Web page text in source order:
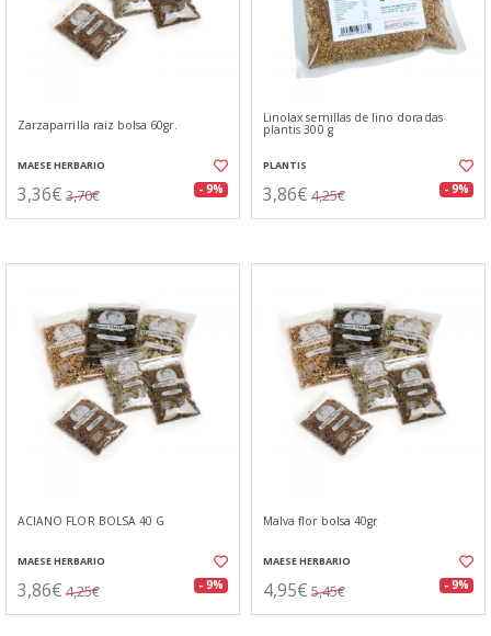
Zarzaparrilla raiz bolsa 60gr.
MAESE HERBARIO
3,36€ 3,70€ - 9%
Linolax semillas de lino doradas
plantis 300 g
PLANTIS
3,86€ 4,25€ - 9%
ACIANO FLOR BOLSA 40 G
MAESE HERBARIO
3,86€ 4,25€ - 9%
Malva flor bolsa 40gr
MAESE HERBARIO
4,95€ 5,45€ - 9%